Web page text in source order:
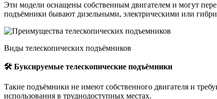
Эти модели оснащены собственным двигателем и могут
подъёмники бывают дизельными, электрическими или
Виды телескопических подъёмников
🛠 Буксируемые телескопические подъёмники
Такие подъёмники не имеют собственного двигателя и
использования в труднодоступных местах.